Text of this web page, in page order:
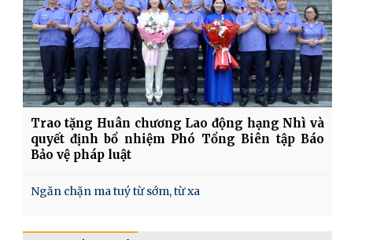
Trao tặng Huân chương Lao động hạng Nhì và
quyết định bổ nhiệm Phó Tổng Biên tập Báo
Bảo vệ pháp luật
Ngăn chặn ma tuý từ sớm, từ xa